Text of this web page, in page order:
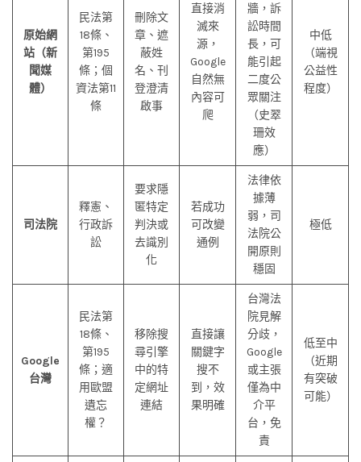
原始網
站（新
聞媒
體）
民法第
18條、
第195
條；個
資法第11
條
刪除文
章、遮
蔽姓
名、刊
登澄清
啟事
直接消
滅來
源，
Google
自然無
內容可
爬
牆，訴
訟時間
長，可
能引起
二度公
眾關注
（史翠
珊效
應）
中低
（端視
公益性
程度）
司法院
釋憲、
行政訴
訟
要求隱
匿特定
判決或
去識別
化
若成功
可改變
通例
法律依
據薄
弱，司
法院公
開原則
穩固
極低
Google
台灣
民法第
18條、
第195
條；適
用歐盟
遺忘
權？
移除搜
尋引擎
中的特
定網址
連結
直接讓
關鍵字
搜不
到，效
果明確
台灣法
院見解
分歧，
Google
或主張
僅為中
介平
台，免
責
低至中
（近期
有突破
可能）